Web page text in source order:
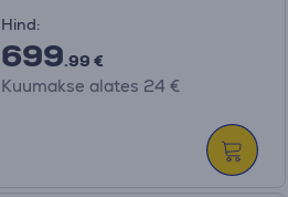
Hind:
699.99 €
Kuumakse alates 24 €